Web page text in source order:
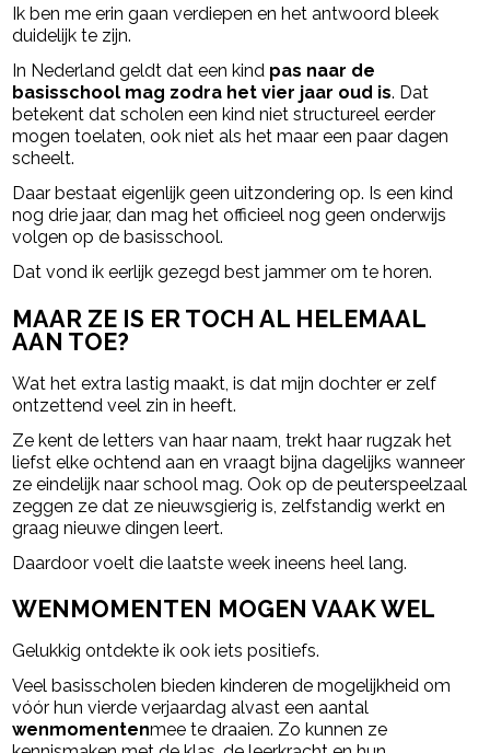
Ik ben me erin gaan verdiepen en het antwoord bleek
duidelijk te zijn.
In Nederland geldt dat een kind pas naar de
basisschool mag zodra het vier jaar oud is. Dat
betekent dat scholen een kind niet structureel eerder
mogen toelaten, ook niet als het maar een paar dagen
scheelt.
Daar bestaat eigenlijk geen uitzondering op. Is een kind
nog drie jaar, dan mag het officieel nog geen onderwijs
volgen op de basisschool.
Dat vond ik eerlijk gezegd best jammer om te horen.
MAAR ZE IS ER TOCH AL HELEMAAL
AAN TOE?
Wat het extra lastig maakt, is dat mijn dochter er zelf
ontzettend veel zin in heeft.
Ze kent de letters van haar naam, trekt haar rugzak het
liefst elke ochtend aan en vraagt bijna dagelijks wanneer
ze eindelijk naar school mag. Ook op de peuterspeelzaal
zeggen ze dat ze nieuwsgierig is, zelfstandig werkt en
graag nieuwe dingen leert.
Daardoor voelt die laatste week ineens heel lang.
WENMOMENTEN MOGEN VAAK WEL
Gelukkig ontdekte ik ook iets positiefs.
Veel basisscholen bieden kinderen de mogelijkheid om
vóór hun vierde verjaardag alvast een aantal
wenmomentenmee te draaien. Zo kunnen ze